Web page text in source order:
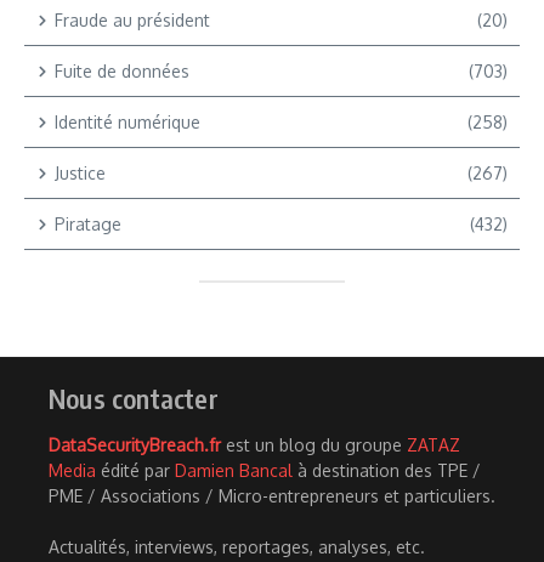
Fraude au président (20)
Fuite de données (703)
Identité numérique (258)
Justice (267)
Piratage (432)
Nous contacter
DataSecurityBreach.frest un blog du groupe ZATAZ
Media édité par Damien Bancal à destination des TPE /
PME / Associations / Micro-entrepreneurs et particuliers.
Actualités, interviews, reportages, analyses, etc.